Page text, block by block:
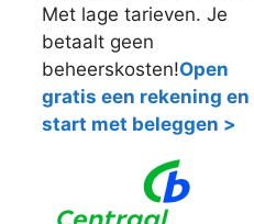
Met lage tarieven. Je
betaalt geen
beheerskosten!Open
gratis een rekening en
start met beleggen >